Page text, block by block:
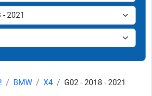
BMW X4 G02 - 2018 - 2021